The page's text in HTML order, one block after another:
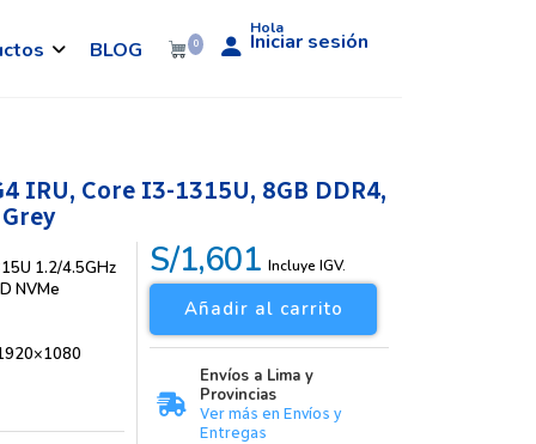
BLOG 0
Hola
Iniciar sesión
IRU, Core I3-1315U, 8GB DDR4,
1.2/4.5GHz
NVMe
S/1,601 Incluye IGV.
Añadir al carrito
Envíos a Lima y
Provincias
Ver más en Envíos y
Entregas